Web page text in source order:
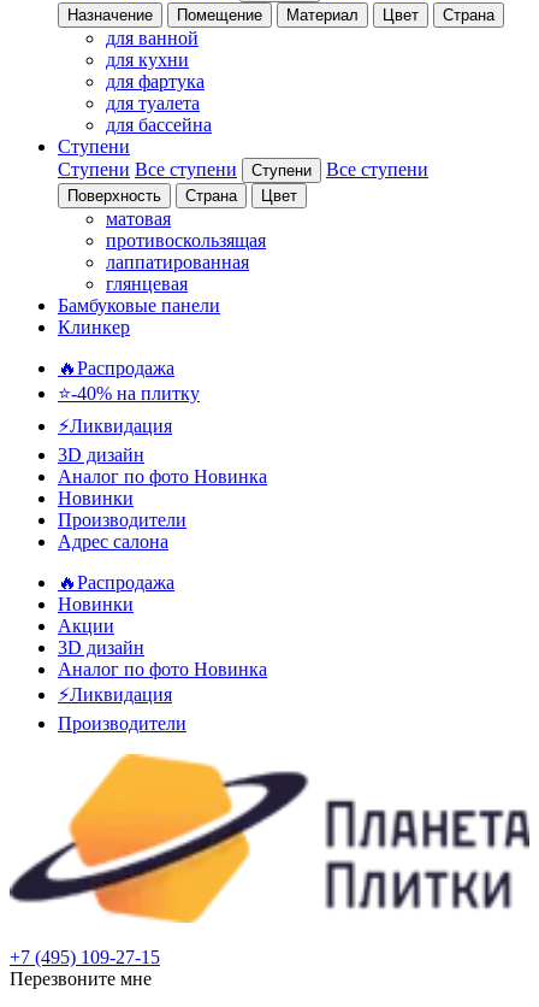
Назначение Помещение Материал Цвет Страна
для ванной
для кухни
для фартука
для туалета
для бассейна
Ступени
Ступени Все ступени Ступени Все ступени
Поверхность Страна Цвет
матовая
противоскользящая
лаппатированная
глянцевая
Бамбуковые панели
Клинкер
🔥Распродажа
⭐-40% на плитку
⚡️Ликвидация
3D дизайн
Аналог по фото Новинка
Новинки
Производители
Адрес салона
🔥Распродажа
Новинки
Акции
3D дизайн
Аналог по фото Новинка
⚡Ликвидация
Производители
+7 (495) 109-27-15
Перезвоните мне